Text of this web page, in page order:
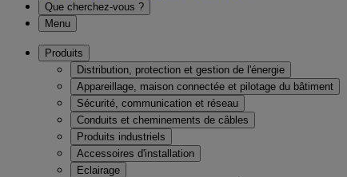
Que cherchez-vous ?
Menu
Produits
Distribution, protection et gestion de l'énergie
Appareillage, maison connectée et pilotage du bâtiment
Sécurité, communication et réseau
Conduits et cheminements de câbles
Produits industriels
Accessoires d'installation
Eclairage